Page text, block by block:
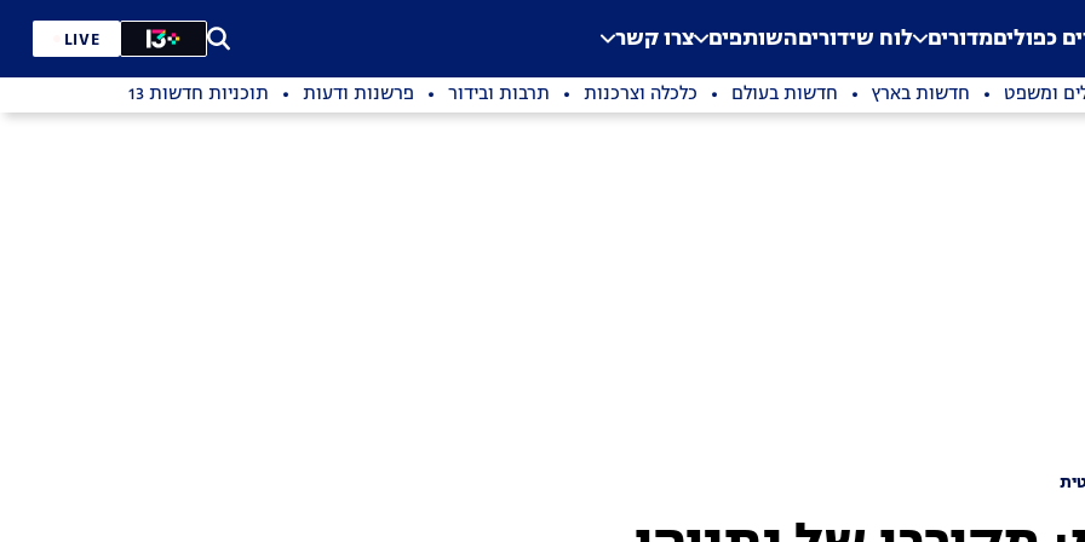
Application error: a
. כפוליםמדורים לוח שידוריםהשותפים צרו קשר LIVE
ומשפט חדשות בארץ חדשות בעולם כלכלה וצרכנות תרבות ובידור פרשנות ודעות תוכניות חדשות 13